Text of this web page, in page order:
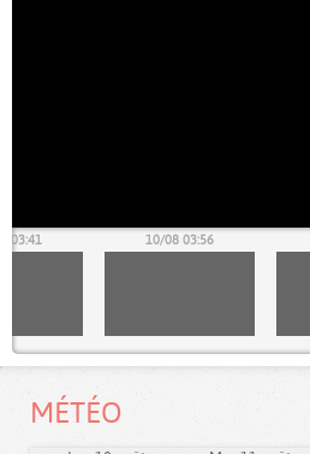
03:41 10/08 03:56
MÉTÉO